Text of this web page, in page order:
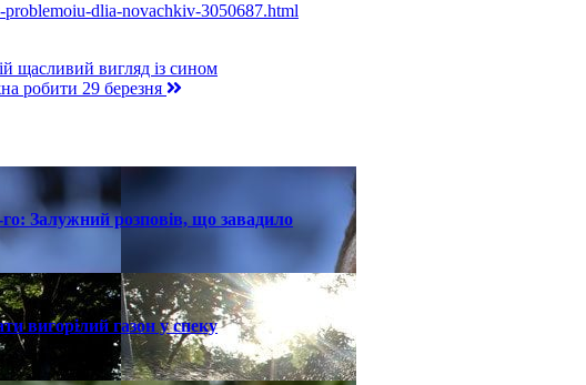
problemoiu-dlia-novachkiv-3050687.html
щасливий вигляд із сином
робити 29 березня
Залужний розповів, що завадило
вигорілий газон у спеку